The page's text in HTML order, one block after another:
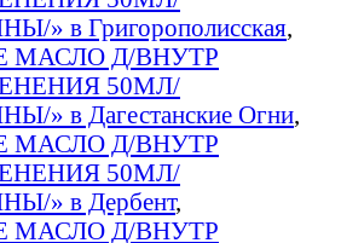
в Григорополисская,
МАСЛО Д/ВНУТР
50МЛ/
в Дагестанские Огни,
МАСЛО Д/ВНУТР
50МЛ/
» в Дербент,
МАСЛО Д/ВНУТР